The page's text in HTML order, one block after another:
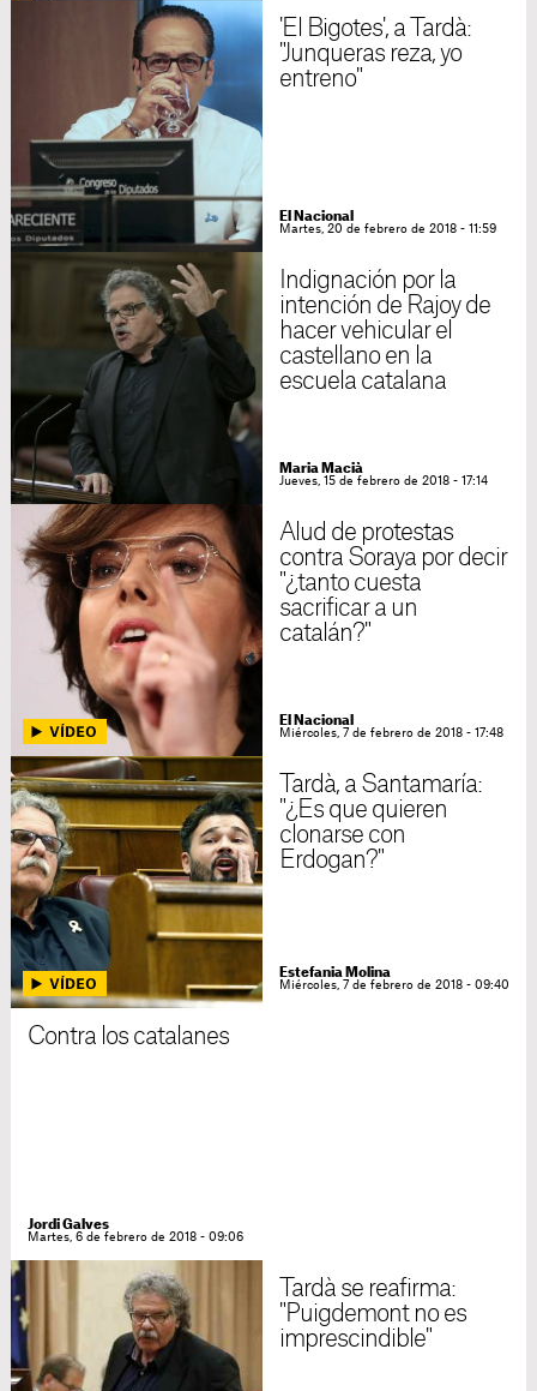
'El Bigotes', a Tardà:
"Junqueras reza, yo
entreno"
El Nacional
Martes, 20 de febrero de 2018 - 11:59
Indignación por la
intención de Rajoy de
hacer vehicular el
castellano en la
escuela catalana
Maria Macià
Jueves, 15 de febrero de 2018 - 17:14
Alud de protestas
contra Soraya por decir
"¿tanto cuesta
sacrificar a un
catalán?"
El Nacional
Miércoles, 7 de febrero de 2018 - 17:48
Tardà, a Santamaría:
"¿Es que quieren
clonarse con
Erdogan?"
Estefania Molina
Miércoles, 7 de febrero de 2018 - 09:40
Contra los catalanes
Jordi Galves
Martes, 6 de febrero de 2018 - 09:06
Tardà se reafirma:
"Puigdemont no es
imprescindible"